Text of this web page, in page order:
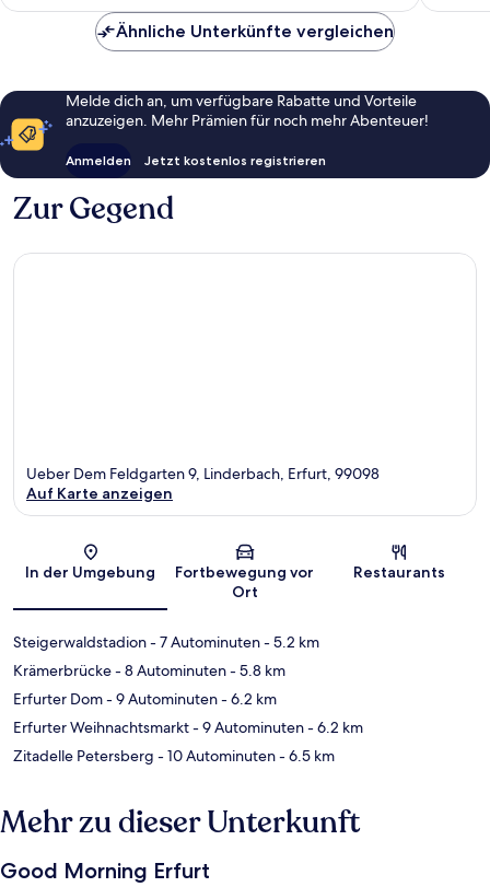
Ähnliche Unterkünfte vergleichen
Melde dich an, um verfügbare Rabatte und Vorteile
anzuzeigen. Mehr Prämien für noch mehr Abenteuer!
Anmelden Jetzt kostenlos registrieren
Zur Gegend
Karte
Ueber Dem Feldgarten 9, Linderbach, Erfurt, 99098
Auf Karte anzeigen
In der Umgebung
Fortbewegung vor
Ort
Restaurants
Steigerwaldstadion- 7 Autominuten- 5.2 km
Krämerbrücke- 8 Autominuten- 5.8 km
Erfurter Dom- 9 Autominuten- 6.2 km
Erfurter Weihnachtsmarkt- 9 Autominuten- 6.2 km
Zitadelle Petersberg - 10 Autominuten- 6.5 km
Mehr zu dieser Unterkunft
Good Morning Erfurt